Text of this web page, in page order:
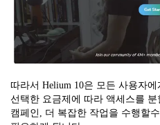
따라서 Helium 10은 모든 사용자
선택한 요금제에 따라 액세스를
캠페인, 더 복잡한 작업을 수행할